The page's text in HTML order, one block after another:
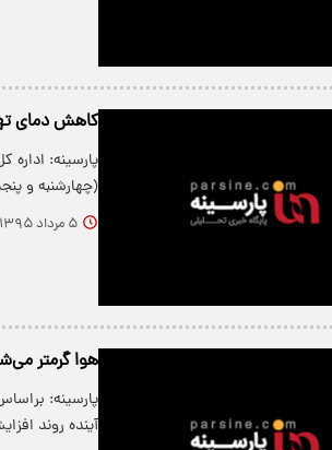
کاهش دمای
پارسینه:
(چهارشنبه و
۵ مرداد ۱۳۹۵
هوا گرمتر
پارسینه:
آینده روند